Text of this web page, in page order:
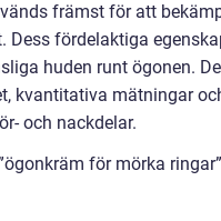
främst för att
fördelaktiga
huden runt ögonen.
kvantitativa mätningar
och nackdelar.
för mörka